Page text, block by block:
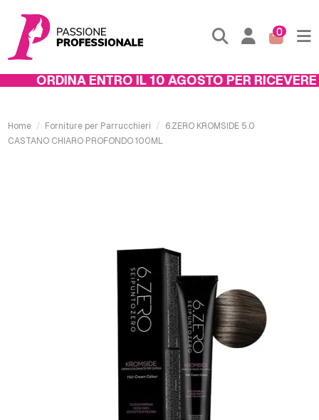
0
ORDINA ENTRO IL 10 AGOSTO PER RICEVERE
Home Forniture per Parrucchieri
6.ZERO KROMSIDE 5.0
CASTANO CHIARO PROFONDO 100ML